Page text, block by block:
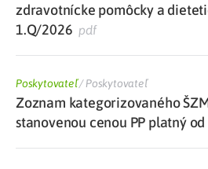
zdravotnícke pomôcky a
1.Q/2026 pdf
Poskytovateľ/Poskytovateľ
Zoznam kategorizovaného
stanovenou cenou PP platný od